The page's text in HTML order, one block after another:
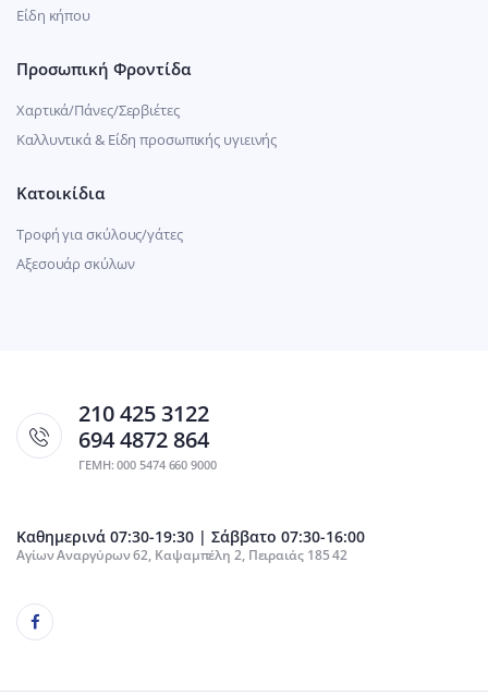
Είδη κήπου
Προσωπική Φροντίδα
Χαρτικά/Πάνες/Σερβιέτες
Καλλυντικά & Είδη προσωπικής υγιεινής
Κατοικίδια
Τροφή για σκύλους/γάτες
Αξεσουάρ σκύλων
210 425 3122
694 4872 864
ΓΕΜΗ: 000 5474 660 9000
Καθημερινά 07:30-19:30 | Σάββατο 07:30-16:00
Αγίων Αναργύρων 62, Καψαμπέλη 2, Πειραιάς 185 42